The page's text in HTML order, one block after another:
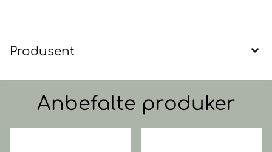
Produsent
Anbefalte produker